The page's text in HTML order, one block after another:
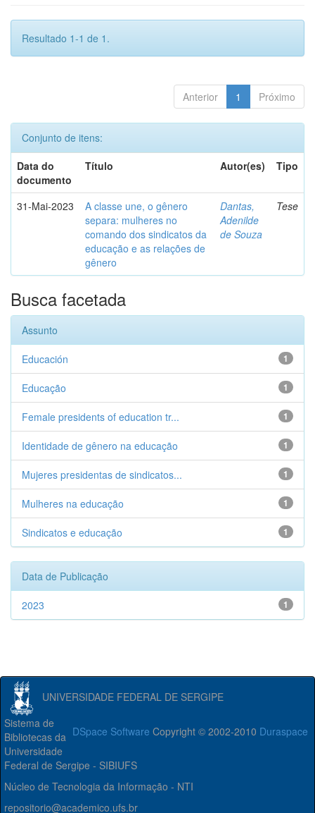
Resultado 1-1 de 1.
Anterior 1 Próximo
Conjunto de itens:
Data do
documento
Título Autor(es) Tipo
31-Mai-2023
A classe une, o gênero
separa: mulheres no
comando dos sindicatos da
educação e as relações de
gênero
Dantas,
Adenilde
de Souza
Tese
Busca facetada
Assunto
1
Educación
1
Educação
1
Female presidents of education tr...
1
Identidade de gênero na educação
1
Mujeres presidentas de sindicatos...
1
Mulheres na educação
1
Sindicatos e educação
Data de Publicação
1
2023
UNIVERSIDADE FEDERAL DE SERGIPE
DSpace Software Copyright © 2002-2010 Duraspace
Sistema de
Bibliotecas da
Universidade
Federal de Sergipe - SIBIUFS
Núcleo de Tecnologia da Informação - NTI
repositorio@academico.ufs.br